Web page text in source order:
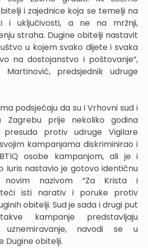
i zajednice koja se temelji na
i uključivosti, a ne na mržnji,
straha. Dugine obitelji nastavit
u kojem svako dijete i svaka
na dostojanstvo i poštovanje”,
predsjednik udruge
podsjećaju da su i Vrhovni sud i
Zagrebu prije nekoliko godina
presuda protiv udruge Vigilare
kampanjama diskriminirao i
osobe kampanjom, ali je i
Iuris nastavio je gotovo identičnu
novim nazivom “Za Krista i
isti narativ i poruke protiv
obitelji. Sud je sada i drugi put
kampanje predstavljaju
uznemiravanje, navodi se u
Dugine obitelji.